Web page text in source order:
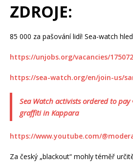
ZDROJE:
85 000 za pašování lidí! Sea-watch
https://unjobs.org/vacancies/
https://sea-watch.org/en/join-us/
Sea Watch activists ordered to
graffiti in Kappara
https://www.youtube.com/
Za český „blackout“ mohly téměř určitě